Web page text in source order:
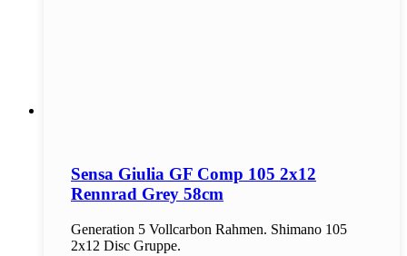
Sensa Giulia GF Comp 105 2x12
Rennrad Grey 58cm
Generation 5 Vollcarbon Rahmen. Shimano 105
2x12 Disc Gruppe.